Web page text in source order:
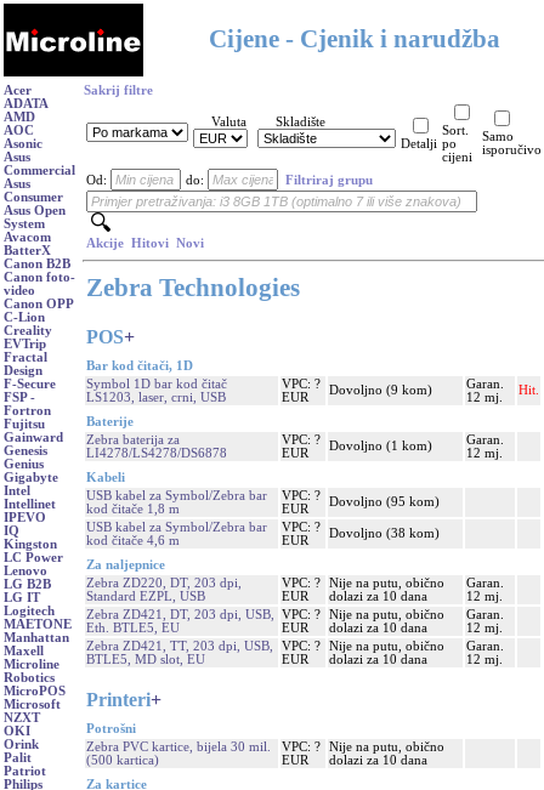
Cijene - Cjenik i narudžba
Acer
ADATA
AMD
AOC
Asonic
Asus
Commercial
Asus
Consumer
Asus Open
System
Avacom
BatterX
Canon B2B
Canon foto-
video
Canon OPP
C-Lion
Creality
EVTrip
Fractal
Design
F-Secure
FSP -
Fortron
Fujitsu
Gainward
Genesis
Genius
Gigabyte
Intel
Intellinet
IPEVO
IQ
Kingston
LC Power
Lenovo
LG B2B
LG IT
Logitech
MAETONE
Manhattan
Maxell
Microline
Robotics
MicroPOS
Microsoft
NZXT
OKI
Orink
Palit
Patriot
Philips
Sakrij filtre
Valuta
Skladište
Detalji
Sort.
po
cijeni
Samo
isporučivo
Od: do: Filtriraj grupu
Akcije Hitovi Novi
Zebra Technologies
POS+
Bar kod čitači, 1D
Symbol 1D bar kod čitač
LS1203, laser, crni, USB
VPC: ?
EUR
Dovoljno (9 kom)
Garan.
12 mj.
Hit.
Baterije
Zebra baterija za
LI4278/LS4278/DS6878
VPC: ?
EUR
Dovoljno (1 kom)
Garan.
12 mj.
Kabeli
USB kabel za Symbol/Zebra bar
kod čitače 1,8 m
VPC: ?
EUR
Dovoljno (95 kom)
USB kabel za Symbol/Zebra bar
kod čitače 4,6 m
VPC: ?
EUR
Dovoljno (38 kom)
Za naljepnice
Zebra ZD220, DT, 203 dpi,
Standard EZPL, USB
VPC: ?
EUR
Nije na putu, obično
dolazi za 10 dana
Garan.
12 mj.
Zebra ZD421, DT, 203 dpi, USB,
Eth. BTLE5, EU
VPC: ?
EUR
Nije na putu, obično
dolazi za 10 dana
Garan.
12 mj.
Zebra ZD421, TT, 203 dpi, USB,
BTLE5, MD slot, EU
VPC: ?
EUR
Nije na putu, obično
dolazi za 10 dana
Garan.
12 mj.
Printeri+
Potrošni
Zebra PVC kartice, bijela 30 mil.
(500 kartica)
VPC: ?
EUR
Nije na putu, obično
dolazi za 10 dana
Za kartice